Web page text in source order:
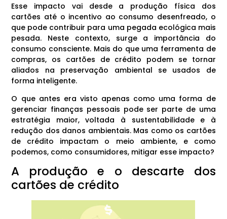
Esse impacto vai desde a produção física dos
cartões até o incentivo ao consumo desenfreado, o
que pode contribuir para uma pegada ecológica mais
pesada. Neste contexto, surge a importância do
consumo consciente. Mais do que uma ferramenta de
compras, os cartões de crédito podem se tornar
aliados na preservação ambiental se usados de
forma inteligente.
O que antes era visto apenas como uma forma de
gerenciar finanças pessoais pode ser parte de uma
estratégia maior, voltada à sustentabilidade e à
redução dos danos ambientais. Mas como os cartões
de crédito impactam o meio ambiente, e como
podemos, como consumidores, mitigar esse impacto?
A produção e o descarte dos
cartões de crédito